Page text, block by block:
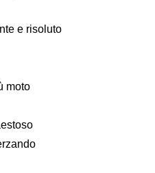
e risoluto
moto